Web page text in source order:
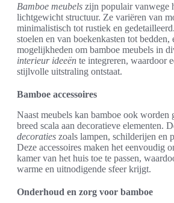
Bamboe meubels zijn populair vanwege
lichtgewicht structuur. Ze variëren van
minimalistisch tot rustiek en
stoelen en van boekenkasten tot bedden,
mogelijkheden om bamboe meubels in
interieur ideeën te integreren, waardoor
stijlvolle uitstraling ontstaat.
Bamboe accessoires
Naast meubels kan bamboe ook worden
breed scala aan decoratieve elementen.
decoraties zoals lampen, schilderijen en
Deze accessoires maken het eenvoudig
kamer van het huis toe te passen,
warme en uitnodigende sfeer krijgt.
Onderhoud en zorg voor bamboe